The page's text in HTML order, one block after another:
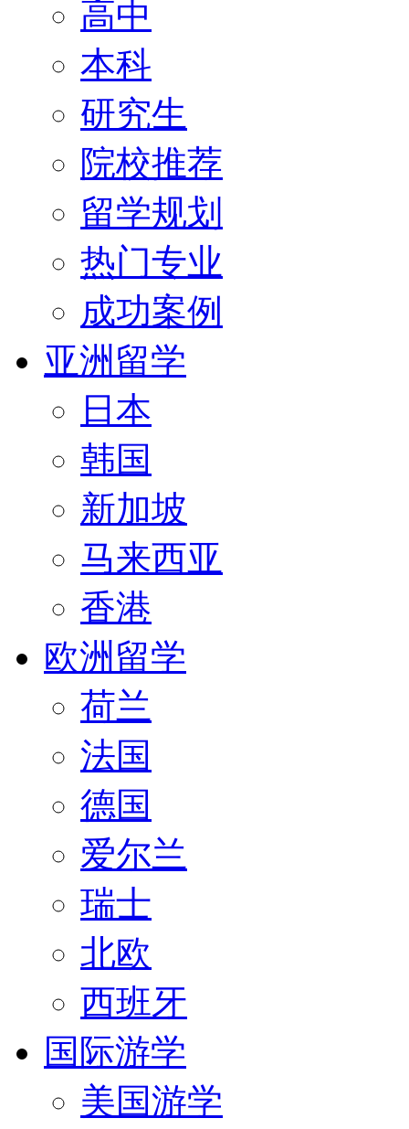
高中
本科
研究生
院校推荐
留学规划
热门专业
成功案例
亚洲留学
日本
韩国
新加坡
马来西亚
香港
欧洲留学
荷兰
法国
德国
爱尔兰
瑞士
北欧
西班牙
国际游学
美国游学